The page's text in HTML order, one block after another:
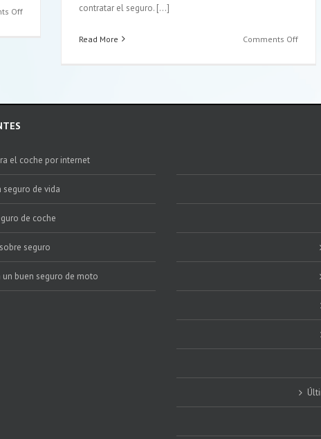
contratar el seguro. [...]
Read More Comments Offon
mejor
Offon
los
el coche por internet
seguro de vida
de coche
seguro
buen seguro de moto